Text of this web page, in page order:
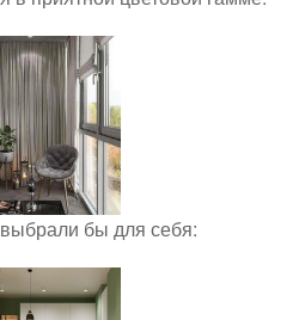
бы для себя: